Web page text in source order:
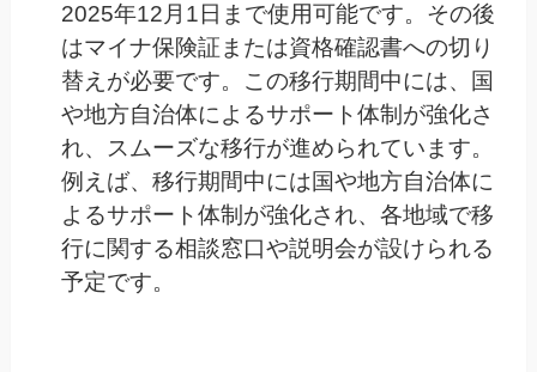
2025年12月1日まで使用可能です。その後
はマイナ保険証または資格確認書への切り
替えが必要です。この移行期間中には、国
や地方自治体によるサポート体制が強化さ
れ、スムーズな移行が進められています。
例えば、移行期間中には国や地方自治体に
よるサポート体制が強化され、各地域で移
行に関する相談窓口や説明会が設けられる
予定です。